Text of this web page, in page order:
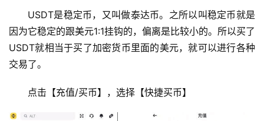
USDT是稳定币，又叫做泰达币。之所以叫稳定币就是
因为它稳定的跟美元1:1挂钩的，偏离是比较小的。所以买了
USDT就相当于买了加密货币里面的美元，就可以进行各种
交易了。
点击【充值/买币】，选择【快捷买币】